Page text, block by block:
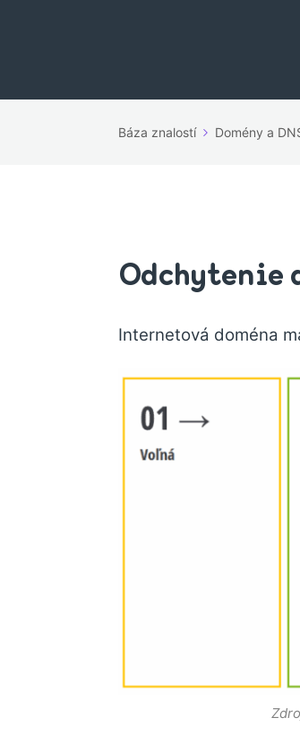
Báza znalostí Domény a
Odchytenie
Internetová doména